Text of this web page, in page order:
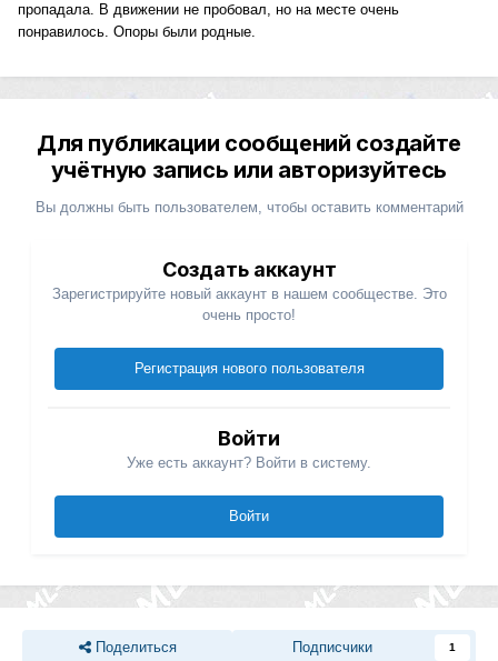
пропадала. В движении не пробовал, но на месте очень
понравилось. Опоры были родные.
Для публикации сообщений создайте
учётную запись или авторизуйтесь
Вы должны быть пользователем, чтобы оставить комментарий
Создать аккаунт
Зарегистрируйте новый аккаунт в нашем сообществе. Это
очень просто!
Регистрация нового пользователя
Войти
Уже есть аккаунт? Войти в систему.
Войти
Поделиться Подписчики 1